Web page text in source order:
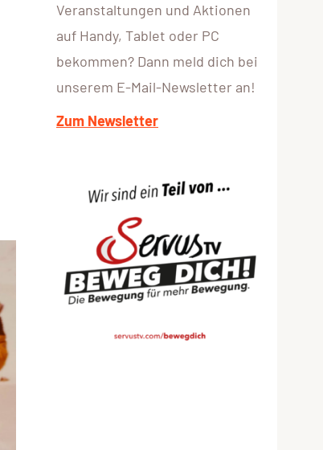
Veranstaltungen und Aktionen
auf Handy, Tablet oder PC
bekommen? Dann meld dich bei
unserem E-Mail-Newsletter an!
Zum Newsletter